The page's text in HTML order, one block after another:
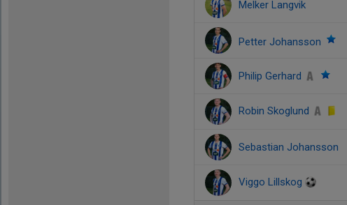
Melker Langvik
Petter Johansson
Philip Gerhard
Robin Skoglund
Sebastian Johansson
Viggo Lillskog